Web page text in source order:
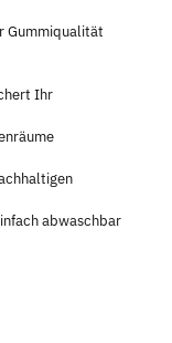
Gummiqualität
Ihr
abwaschbar